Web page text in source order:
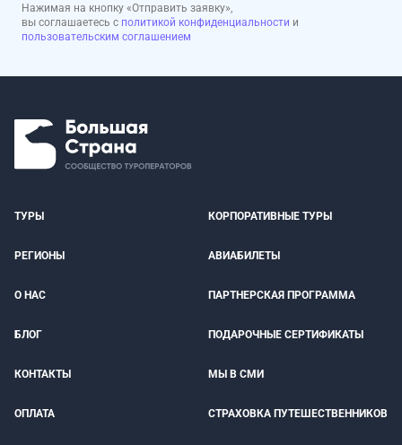
Нажимая на кнопку «Отправить заявку»,
вы соглашаетесь с политикой конфиденциальности и
пользовательским соглашением
ТУРЫ КОРПОРАТИВНЫЕ ТУРЫ
РЕГИОНЫ АВИАБИЛЕТЫ
О НАС ПАРТНЕРСКАЯ ПРОГРАММА
БЛОГ ПОДАРОЧНЫЕ СЕРТИФИКАТЫ
КОНТАКТЫ МЫ В СМИ
ОПЛАТА СТРАХОВКА ПУТЕШЕСТВЕННИКОВ